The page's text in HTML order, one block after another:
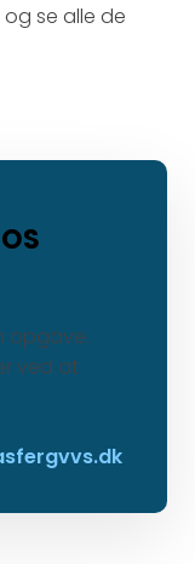
se alle de
opgave.
ved at